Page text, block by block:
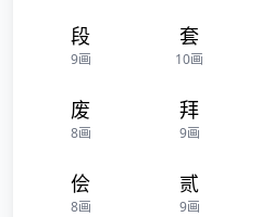
段
9画
套
10画
废
8画
拜
9画
侩
8画
贰
9画